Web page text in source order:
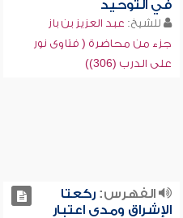
في التوحيد
للشيخ: عبد العزيز بن باز
جزء من محاضرة ( فتاوى نور
على الدرب (306))
الفهرس:ركعتا
الإشراق ومدى اعتبار